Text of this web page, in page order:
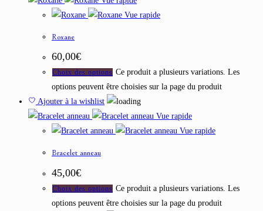
Vue rapide
Roxane
60,00€
Choix des options Ce produit a plusieurs variations. Les
options peuvent être choisies sur la page du produit
Ajouter à la wishlist
Vue rapide
Vue rapide
Bracelet anneau
45,00€
Choix des options Ce produit a plusieurs variations. Les
options peuvent être choisies sur la page du produit